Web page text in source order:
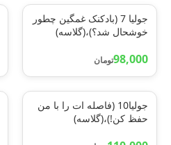
جولیا 7 (بادکنک غمگین چطور
خوشحال شد؟)،(گلاسه)
98,000تومان
جولیا10 (فاصله ات را با من
حفظ کن!)،(گلاسه)